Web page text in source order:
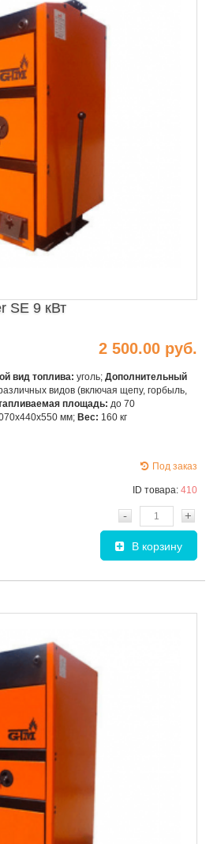
SE 9 кВт
2 500.00 руб.
вид топлива: уголь; Дополнительный
видов (включая щепу, горбыль,
площадь: до 70
мм; Вес: 160 кг
Под заказ
ID товара: 410
- +
В корзину